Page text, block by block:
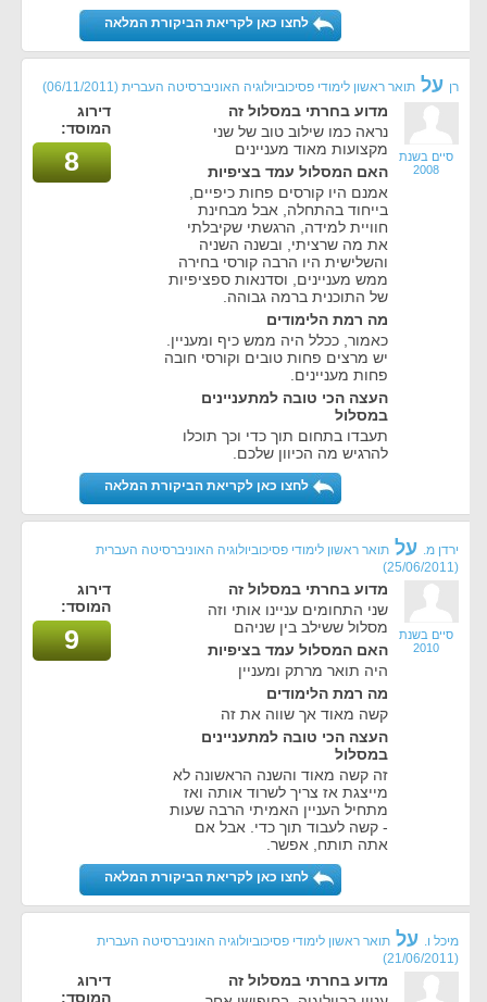
לחצו כאן לקריאת הביקורת המלאה
רן על תואר ראשון לימודי פסיכוביולוגיה האוניברסיטה העברית (06/11/2011)
סיים בשנת
2008
מדוע בחרתי במסלול זה
נראה כמו שילוב טוב של שני
מקצועות מאוד מעניינים
האם המסלול עמד בציפיות
אמנם היו קורסים פחות כיפיים,
בייחוד בהתחלה, אבל מבחינת
חוויית למידה, הרגשתי שקיבלתי
את מה שרציתי, ובשנה השניה
והשלישית היו הרבה קורסי בחירה
ממש מעניינים, וסדנאות ספציפיות
של התוכנית ברמה גבוהה.
מה רמת הלימודים
כאמור, ככלל היה ממש כיף ומעניין.
יש מרצים פחות טובים וקורסי חובה
פחות מעניינים.
העצה הכי טובה למתעניינים
במסלול
תעבדו בתחום תוך כדי וכך תוכלו
להרגיש מה הכיוון שלכם.
דירוג
המוסד:
8
לחצו כאן לקריאת הביקורת המלאה
ירדן מ. על תואר ראשון לימודי פסיכוביולוגיה האוניברסיטה העברית
(25/06/2011)
סיים בשנת
2010
מדוע בחרתי במסלול זה
שני התחומים עניינו אותי וזה
מסלול ששילב בין שניהם
האם המסלול עמד בציפיות
היה תואר מרתק ומעניין
מה רמת הלימודים
קשה מאוד אך שווה את זה
העצה הכי טובה למתעניינים
במסלול
זה קשה מאוד והשנה הראשונה לא
מייצגת אז צריך לשרוד אותה ואז
מתחיל העניין האמיתי הרבה שעות
- קשה לעבוד תוך כדי. אבל אם
אתה תותח, אפשר.
דירוג
המוסד:
9
לחצו כאן לקריאת הביקורת המלאה
מיכל ו. על תואר ראשון לימודי פסיכוביולוגיה האוניברסיטה העברית
(21/06/2011)
מדוע בחרתי במסלול זה
דירוג
המוסד: